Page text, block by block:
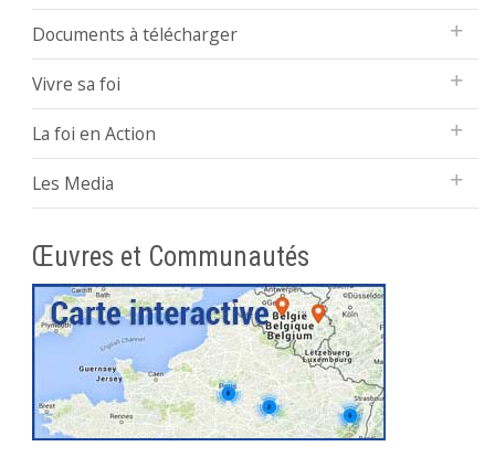
Documents à télécharger
Vivre sa foi
La foi en Action
Les Media
Œuvres et Communautés